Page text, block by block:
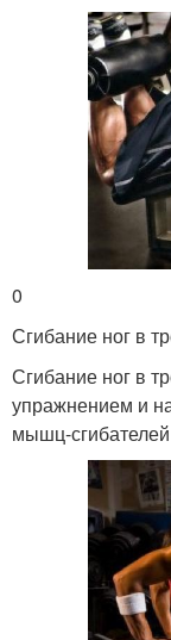
0
Сгибание ног в
Сгибание ног в
упражнением и
мышц-